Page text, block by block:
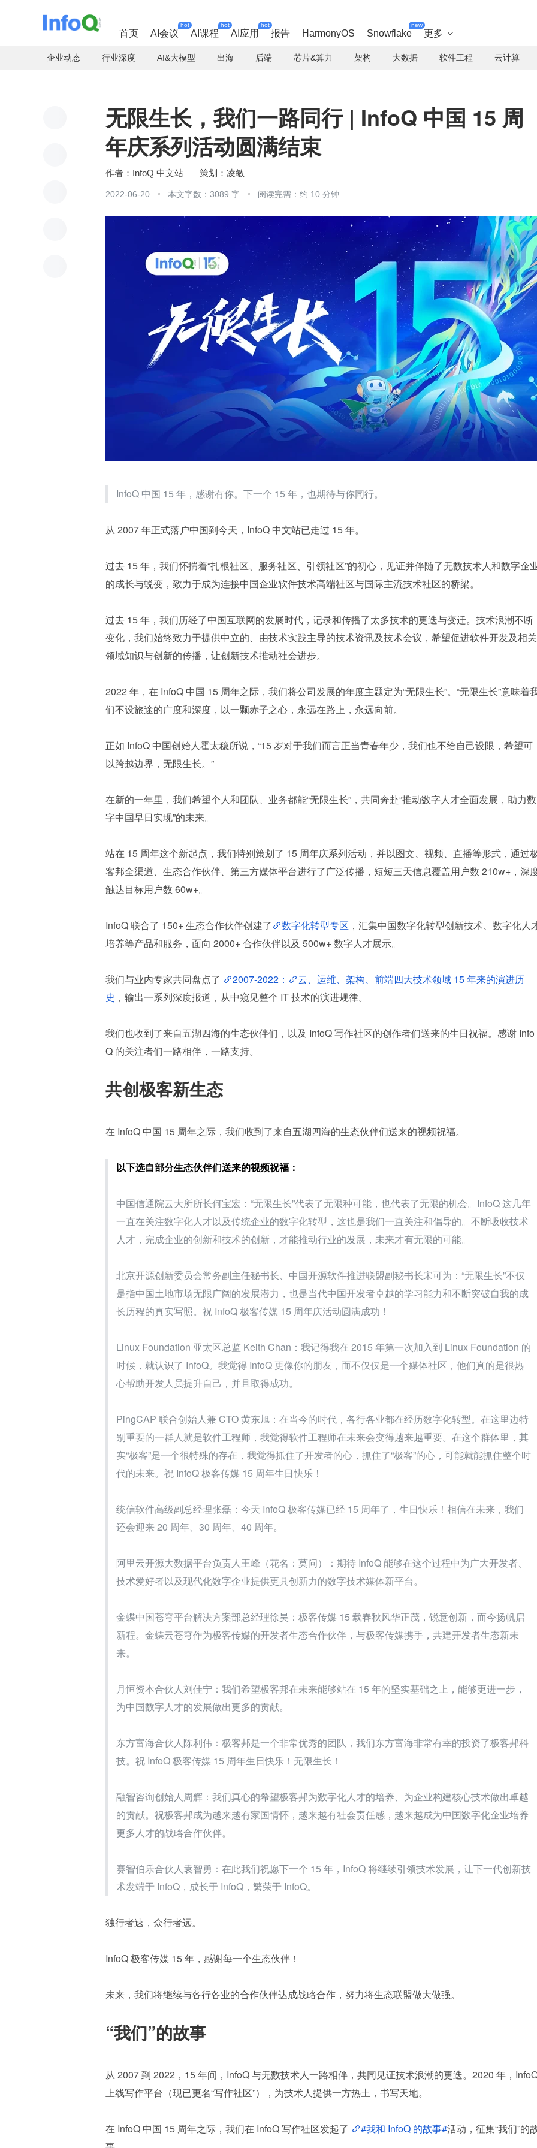
首页 AI会议
hot
AI课程
hot
AI应用
hot
报告 HarmonyOS Snowflake
new
更多 
企业动态 行业深度 AI&大模型 出海 后端 芯片&算力 架构 大数据 软件工程 云计算
无限生长，我们一路同行 | InfoQ 中国 15 周
年庆系列活动圆满结束
InfoQ 中文站 凌敏
2022-06-20 本文字数：3089 字 阅读完需：约 10 分钟
InfoQ 中国 15 年，感谢有你。下一个 15 年，也期待与你同行。
从 2007 年正式落户中国到今天，InfoQ 中文站已走过 15 年。
过去 15 年，我们怀揣着“扎根社区、服务社区、引领社区”的初心，见证并伴随了无数技术人和数字企
的成长与蜕变，致力于成为连接中国企业软件技术高端社区与国际主流技术社区的桥梁。
过去 15 年，我们历经了中国互联网的发展时代，记录和传播了太多技术的更迭与变迁。技术浪潮不断
变化，我们始终致力于提供中立的、由技术实践主导的技术资讯及技术会议，希望促进软件开发及相关
领域知识与创新的传播，让创新技术推动社会进步。
2022 年，在 InfoQ 中国 15 周年之际，我们将公司发展的年度主题定为“无限生长”。“无限生长”意味着
们不设旅途的广度和深度，以一颗赤子之心，永远在路上，永远向前。
正如 InfoQ 中国创始人霍太稳所说，“15 岁对于我们而言正当青春年少，我们也不给自己设限，希望可
以跨越边界，无限生长。”
在新的一年里，我们希望个人和团队、业务都能“无限生长”，共同奔赴“推动数字人才全面发展，助力数
字中国早日实现”的未来。
站在 15 周年这个新起点，我们特别策划了 15 周年庆系列活动，并以图文、视频、直播等形式，通过
客邦全渠道、生态合作伙伴、第三方媒体平台进行了广泛传播，短短三天信息覆盖用户数 210w+，深
触达目标用户数 60w+。
InfoQ 联合了 150+ 生态合作伙伴创建了 数字化转型专区 ，汇集中国数字化转型创新技术、数字化人
培养等产品和服务，面向 2000+ 合作伙伴以及 500w+ 数字人才展示。
我们与业内专家共同盘点了 2007-2022：
云、运维、架构、前端四大技术领域 15 年来的演进历
史 ，输出一系列深度报道，从中窥见整个 IT 技术的演进规律。
我们也收到了来自五湖四海的生态伙伴们，以及 InfoQ 写作社区的创作者们送来的生日祝福。感谢 Info
Q 的关注者们一路相伴，一路支持。
共创极客新生态
在 InfoQ 中国 15 周年之际，我们收到了来自五湖四海的生态伙伴们送来的视频祝福。
以下选自部分生态伙伴们送来的视频祝福：
中国信通院云大所所长何宝宏：“无限生长”代表了无限种可能，也代表了无限的机会。InfoQ 这几年
一直在关注数字化人才以及传统企业的数字化转型，这也是我们一直关注和倡导的。不断吸收技术
人才，完成企业的创新和技术的创新，才能推动行业的发展，未来才有无限的可能。
北京开源创新委员会常务副主任秘书长、中国开源软件推进联盟副秘书长宋可为：“无限生长”不仅
是指中国土地市场无限广阔的发展潜力，也是当代中国开发者卓越的学习能力和不断突破自我的成
长历程的真实写照。祝 InfoQ 极客传媒 15 周年庆活动圆满成功！
Linux Foundation 亚太区总监 Keith Chan：我记得我在 2015 年第一次加入到 Linux Foundation 的
时候，就认识了 InfoQ。我觉得 InfoQ 更像你的朋友，而不仅仅是一个媒体社区，他们真的是很热
心帮助开发人员提升自己，并且取得成功。
PingCAP 联合创始人兼 CTO 黄东旭：在当今的时代，各行各业都在经历数字化转型。在这里边特
别重要的一群人就是软件工程师，我觉得软件工程师在未来会变得越来越重要。在这个群体里，其
实“极客”是一个很特殊的存在，我觉得抓住了开发者的心，抓住了“极客”的心，可能就能抓住整个时
代的未来。祝 InfoQ 极客传媒 15 周年生日快乐！
统信软件高级副总经理张磊：今天 InfoQ 极客传媒已经 15 周年了，生日快乐！相信在未来，我们
还会迎来 20 周年、30 周年、40 周年。
阿里云开源大数据平台负责人王峰（花名：莫问）：期待 InfoQ 能够在这个过程中为广大开发者、
技术爱好者以及现代化数字企业提供更具创新力的数字技术媒体新平台。
金蝶中国苍穹平台解决方案部总经理徐昊：极客传媒 15 载春秋风华正茂，锐意创新，而今扬帆启
新程。金蝶云苍穹作为极客传媒的开发者生态合作伙伴，与极客传媒携手，共建开发者生态新未
来。
月恒资本合伙人刘佳宁：我们希望极客邦在未来能够站在 15 年的坚实基础之上，能够更进一步，
为中国数字人才的发展做出更多的贡献。
东方富海合伙人陈利伟：极客邦是一个非常优秀的团队，我们东方富海非常有幸的投资了极客邦科
技。祝 InfoQ 极客传媒 15 周年生日快乐！无限生长！
融智咨询创始人周辉：我们真心的希望极客邦为数字化人才的培养、为企业构建核心技术做出卓越
的贡献。祝极客邦成为越来越有家国情怀，越来越有社会责任感，越来越成为中国数字化企业培养
更多人才的战略合作伙伴。
赛智伯乐合伙人袁智勇：在此我们祝愿下一个 15 年，InfoQ 将继续引领技术发展，让下一代创新技
术发端于 InfoQ，成长于 InfoQ，繁荣于 InfoQ。
独行者速，众行者远。
InfoQ 极客传媒 15 年，感谢每一个生态伙伴！
未来，我们将继续与各行各业的合作伙伴达成战略合作，努力将生态联盟做大做强。
“我们”的故事
从 2007 到 2022，15 年间，InfoQ 与无数技术人一路相伴，共同见证技术浪潮的更迭。2020 年，
上线写作平台（现已更名“写作社区”），为技术人提供一方热土，书写天地。
在 InfoQ 中国 15 周年之际，我们在 InfoQ 写作社区发起了 #我和 InfoQ 的故事#活动，征集“我们”的